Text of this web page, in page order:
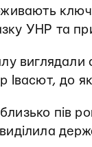
УНР та
Івасют, до
пів